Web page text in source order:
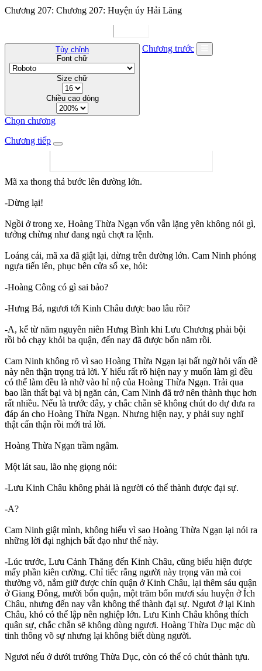
Chương 207: Chương 207: Huyện úy Hải Lăng
Tùy chỉnh
Font chữ
Size chữ
Chiều cao dòng
Chương trước
Chọn chương
Chương tiếp
Mã xa thong thả bước lên đường lớn.
-Dừng lại!
Ngồi ở trong xe, Hoàng Thừa Ngạn vốn vẫn lặng yên không nói gì,
tưởng chừng như đang ngủ chợt ra lệnh.
Loáng cái, mã xa đã giật lại, dừng trên đường lớn. Cam Ninh phóng
ngựa tiến lên, phục bên cửa sổ xe, hỏi:
-Hoàng Công có gì sai bảo?
-Hưng Bá, ngươi tới Kinh Châu được bao lâu rồi?
-A, kể từ năm nguyên niên Hưng Bình khi Lưu Chương phải bội
rồi bỏ chạy khỏi ba quận, đến nay đã được bốn năm rồi.
Cam Ninh không rõ vì sao Hoàng Thừa Ngạn lại bất ngờ hỏi vấn đề
này nên thận trọng trả lời. Y hiểu rất rõ hiện nay y muốn làm gì đều
có thể làm đều là nhờ vào hỉ nộ của Hoàng Thừa Ngạn. Trải qua
bao lần thất bại và bị ngăn cản, Cam Ninh đã trở nên thành thục hơn
rất nhiều. Nếu là trước đây, y chắc chắn sẽ không chút do dự đưa ra
đáp án cho Hoàng Thừa Ngạn. Nhưng hiện nay, y phải suy nghĩ
thật cẩn thận rồi mới trả lời.
Hoàng Thừa Ngạn trầm ngâm.
Một lát sau, lão nhẹ giọng nói:
-Lưu Kinh Châu không phải là người có thể thành được đại sự.
-A?
Cam Ninh giật mình, không hiểu vì sao Hoàng Thừa Ngạn lại nói ra
những lời đại nghịch bất đạo như thế này.
-Lúc trước, Lưu Cảnh Thăng đến Kinh Châu, cũng biểu hiện được
mấy phần kiên cường. Chỉ tiếc rằng người này trọng văn mà coi
thường võ, nắm giữ được chín quận ở Kinh Châu, lại thêm sáu quận
ở Giang Đông, mười bốn quận, một trăm bốn mươi sáu huyện ở Ích
Châu, nhưng đến nay vẫn không thể thành đại sự. Ngươi ở lại Kinh
Châu, khó có thể lập nên nghiệp lớn. Lưu Kinh Châu không thích
quân sự, chắc chắn sẽ không dùng ngươi. Hoàng Thừa Dục mặc dù
tinh thông võ sự nhưng lại không biết dùng người.
Ngươi nếu ở dưới trướng Thừa Dục, còn có thể có chút thành tựu.